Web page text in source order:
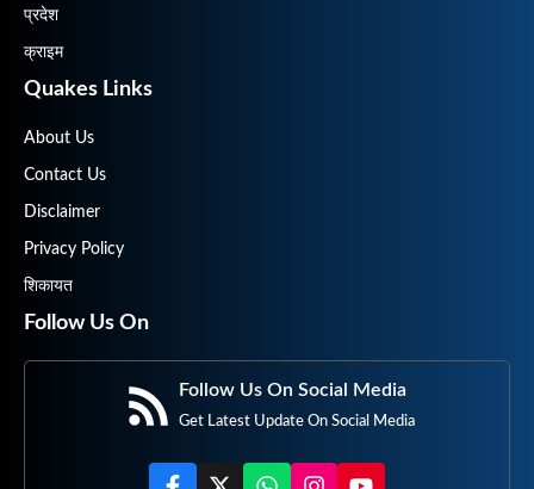
प्रदेश
क्राइम
Quakes Links
About Us
Contact Us
Disclaimer
Privacy Policy
शिकायत
Follow Us On
Follow Us On Social Media
Get Latest Update On Social Media